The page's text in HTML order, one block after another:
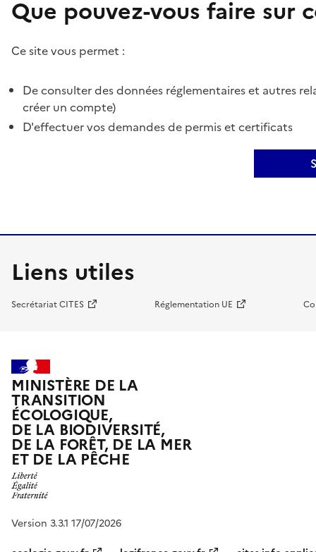
Que pouvez-vous faire sur
Ce site vous permet :
De consulter des données réglementaires et autres
créer un compte)
D'effectuer vos demandes de permis et certificats
Liens utiles
Secrétariat CITES Réglementation UE
MINISTÈRE DE LA
TRANSITION
ÉCOLOGIQUE,
DE LA BIODIVERSITÉ,
DE LA FORÊT, DE LA MER
ET DE LA PÊCHE
Version 3.3.1 17/07/2026